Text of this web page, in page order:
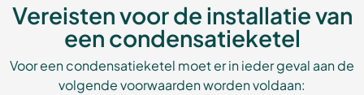
Vereisten voor de installatie van
een condensatieketel
Voor een condensatieketel moet er in ieder geval aan de
volgende voorwaarden worden voldaan: